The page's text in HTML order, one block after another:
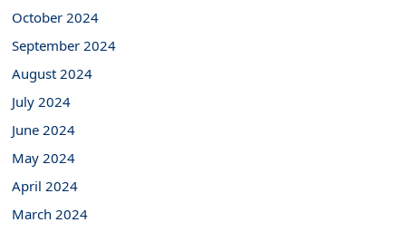
October 2024
September 2024
August 2024
July 2024
June 2024
May 2024
April 2024
March 2024